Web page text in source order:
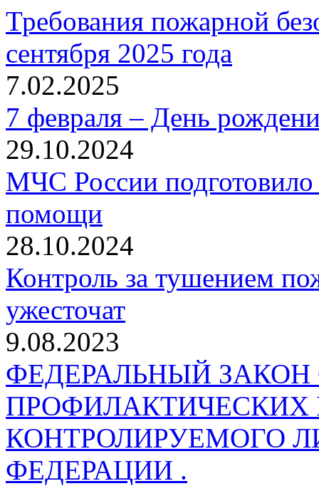
Требования пожарной
сентября 2025 года
7.02.2025
7 февраля – День
29.10.2024
МЧС России
помощи
28.10.2024
Контроль за тушением
ужесточат
9.08.2023
ФЕДЕРАЛЬНЫЙ
КОНТРОЛИРУЕМОГО
ФЕДЕРАЦИИ .